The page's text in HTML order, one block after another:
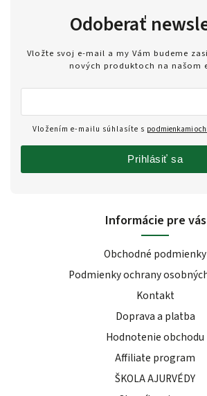
Informácie pre vás
Obchodné podmienky
Podmienky ochrany
Kontakt
Doprava a platba
Hodnotenie obchodu
Affiliate program
ŠKOLA AJURVÉDY
Odoberať
Vložte svoj e-mail a my Vám budeme
nových produktoch na našom
Vložením e-mailu súhlasíte s podmienkami
Prihlásiť sa